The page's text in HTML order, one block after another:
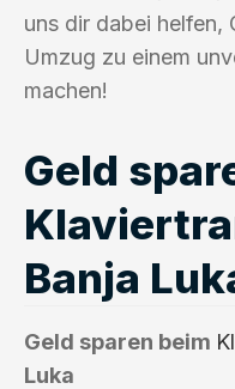
uns dir dabei helfen,
Umzug zu einem
machen!
Geld
Banja
Geld sparen beim
Luka